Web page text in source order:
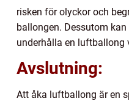
risken för olyckor och
ballongen. Dessutom
underhålla en luftballong
Avslutning:
Att åka luftballong är en